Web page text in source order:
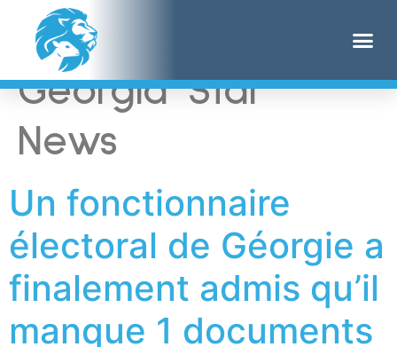
Étiquette :
Georgia Star
News
Un fonctionnaire
électoral de Géorgie a
finalement admis qu’il
manque 1 documents